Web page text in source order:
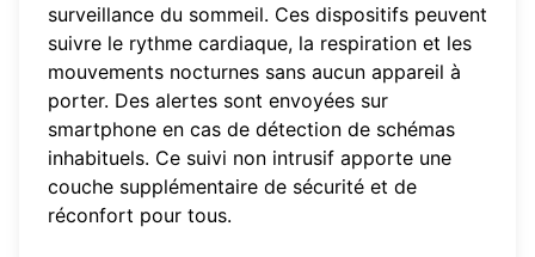
surveillance du sommeil. Ces dispositifs peuvent
suivre le rythme cardiaque, la respiration et les
mouvements nocturnes sans aucun appareil à
porter. Des alertes sont envoyées sur
smartphone en cas de détection de schémas
inhabituels. Ce suivi non intrusif apporte une
couche supplémentaire de sécurité et de
réconfort pour tous.